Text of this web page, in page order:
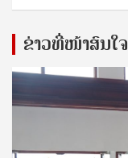
ຂ່າວທີ່ໜ້າສົນໃຈ